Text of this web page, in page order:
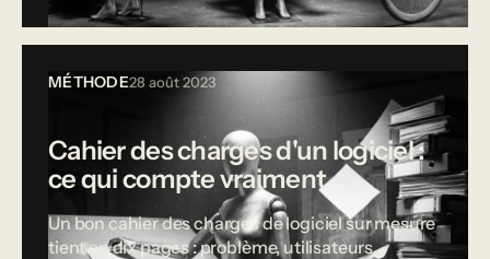
MÉTHODE28 août 2023
Cahier des charges d'un logiciel :
ce qui compte vraiment
Un bon cahier des charges de logiciel sur mesure
tient en dix pages : problème, utilisateurs,